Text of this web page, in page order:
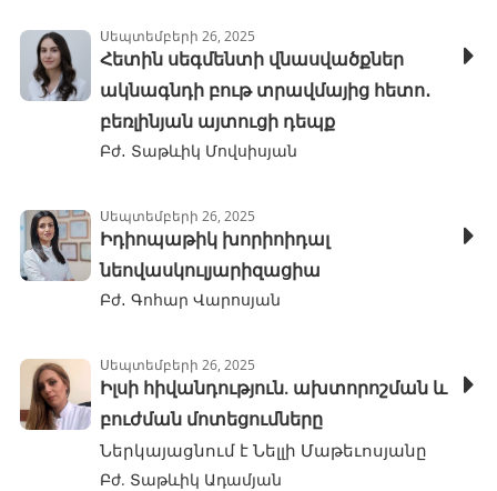
Սեպտեմբերի 26, 2025
Հետին սեգմենտի վնասվածքներ
ակնագնդի բութ տրավմայից հետո․
բեռլինյան այտուցի դեպք
Բժ․ Տաթևիկ Մովսիսյան
Սեպտեմբերի 26, 2025
Իդիոպաթիկ խորիոիդալ
նեովասկուլյարիզացիա
Բժ․ Գոհար Վարոսյան
Սեպտեմբերի 26, 2025
Իլսի հիվանդություն. ախտորոշման և
բուժման մոտեցումները
Ներկայացնում է Նելլի Մաթեւոսյանը
Բժ. Տաթևիկ Ադամյան